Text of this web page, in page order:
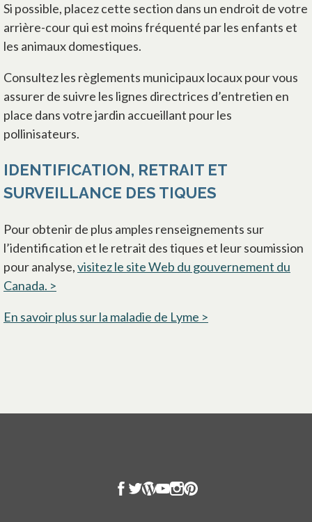
Si possible, placez cette section dans un endroit de votre
arrière-cour qui est moins fréquenté par les enfants et
les animaux domestiques.
Consultez les règlements municipaux locaux pour vous
assurer de suivre les lignes directrices d’entretien en
place dans votre jardin accueillant pour les
pollinisateurs.
IDENTIFICATION, RETRAIT ET
SURVEILLANCE DES TIQUES
Pour obtenir de plus amples renseignements sur
l’identification et le retrait des tiques et leur soumission
pour analyse,visitez le site Web du gouvernement du
Canada. >
En savoir plus sur la maladie de Lyme >